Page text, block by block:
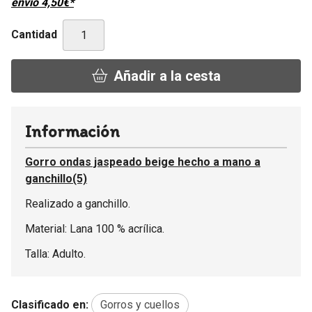
Cantidad
Añadir a la cesta
Información
Gorro ondas jaspeado beige hecho a mano a
ganchillo(5)
Realizado a ganchillo.
Material: Lana 100 % acrílica.
Talla: Adulto.
Clasificado en: Gorros y cuellos